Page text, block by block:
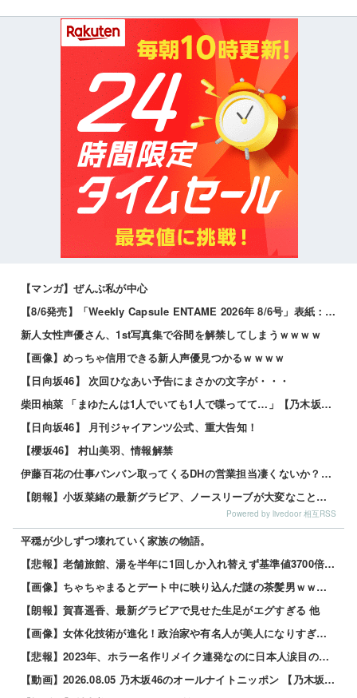
【マンガ】ぜんぶ私が中心
【8/6発売】「Weekly Capsule ENTAME 2026年 8/6号」表紙：松本日向 / 三田悠貴 南雲るい 月海つくね
新人女性声優さん、1st写真集で谷間を解禁してしまうｗｗｗｗ
【画像】めっちゃ信用できる新人声優見つかるｗｗｗｗ
【日向坂46】 次回ひなあい予告にまさかの文字が・・・
柴田柚菜 「まゆたんは1人でいても1人で喋ってて…」【乃木坂46】
【日向坂46】 月刊ジャイアンツ公式、重大告知！
【櫻坂46】 村山美羽、情報解禁
伊藤百花の仕事バンバン取ってくるDHの営業担当凄くないか？今年のボーナス凄いことになりそう！！【AKB48いともも】
【朗報】小坂菜緒の最新グラビア、ノースリーブが大変なことになってるって...
Powered by livedoor 相互RSS
平穏が少しずつ壊れていく家族の物語。
【悲報】老舗旅館、湯を半年に1回しか入れ替えず基準値3700倍のレジオネラ菌増殖…その理由がこれｗｗｗｗ 他
【画像】ちゃちゃまるとデート中に映り込んだ謎の茶髪男ｗｗｗｗｗ 他
【朗報】賀喜遥香、最新グラビアで見せた生足がエグすぎる 他
【画像】女体化技術が進化！政治家や有名人が美人になりすぎて草ｗｗｗｗ 他
【悲報】2023年、ホラー名作リメイク連発なのに日本人涙目の理由がこれｗｗｗｗ 他
【動画】2026.08.05 乃木坂46のオールナイトニッポン 【乃木坂46 井上和】